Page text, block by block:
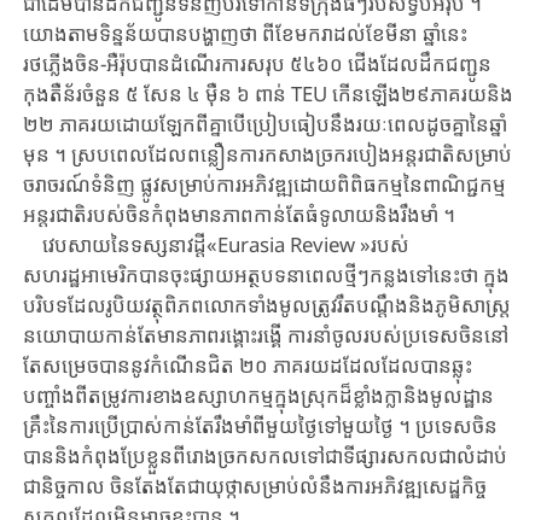
យោងតាមទិន្នន័យ​បានបង្ហាញថា ​ពី​ខែ​មក​រាដល់​ខែ​មីនា ​ឆ្នាំនេះ ​
រថភ្លើងចិន-អឺរ៉ុប​បានដំណើរការ​សរុប ​៥៤៦០ ​ជើង​ដែល​ដឹក​ជញ្ជូន​
កុងតឺន័រ​ចំនួន ​៥ ​សែន ​៤ ​ម៉ឺន ​៦ ​ពាន់ ​TEU ​កើនឡើង២៩​ភាគរយ​និង ​
២២ ​ភាគរយ​ដោយ​ឡែក​ពី​គ្នា​បើប្រៀបធៀប​នឹងរយៈពេល​ដូចគ្នា​នៃឆ្នាំ
មុន ​។ ​ស្របពេល​ដែល​ពន្លឿន​ការ​កសាង​ច្រក​របៀង​អន្តរជាតិសម្រាប់​
ចរាចរណ៍​ទំនិញ ​ផ្លូវសម្រាប់​​ការ​អភិវឌ្ឍ​ដោយ​ពិពិធកម្ម​នៃ​ពាណិជ្ជកម្ម​
អន្តរជាតិ​របស់​ចិន​កំពុង​មានភាព​កាន់តែធំទូលាយ​និង​រឹងមាំ ​។
វេបសាយនៃទស្សនាវដ្តី«​Eurasia ​Review ​»របស់
សហរដ្ឋអាមេរិក​បានចុះផ្សាយអត្ថបទ​នា​ពេល​ថ្មីៗ​កន្លងទៅនេះ​ថា ​ក្នុង
បរិបទ​ដែល​រូបិយវត្ថុពិភពលោក​ទាំង​មូល​ត្រូវ​រឹតបណ្តឹង​និង​ភូមិ​សា​ស្ត្រ​
នយោបាយកាន់តែ​​មាន​ភាព​រង្គោះ​រង្គើ ​ការនាំចូលរបស់ប្រទេសចិន​នៅ​
តែ​សម្រេច​បាន​នូវ​កំណើនជិត ​២០ ​ភាគ​រយ​ដដែល​ដែលបាន​ឆ្លុះ
បញ្ចាំង​ពី​តម្រូវការ​ខាង​ឧ​ស្សា​ហកម្ម​ក្នុង​ស្រុក​ដ៏ខ្លាំងក្លា​និង​មូលដ្ឋាន​
គ្រឹះ​នៃ​ការ​ប្រើប្រាស់​កាន់តែរឹងមាំ​ពីមួយ​ថ្ងៃ​ទៅ​មួយ​ថ្ងៃ ​។ ​ប្រទេស​ចិន
បាននិង​កំពុង​ប្រែខ្លួន​ពី​រោងច្រកសកល​ទៅជាទីផ្សារសកល​ជា​លំដាប់ ​
ជា​និច្ចកាល ​ចិនតែងតែ​ជា​យុថ្កា​សម្រាប់លំនឹងការអភិវឌ្ឍសេដ្ឋកិច្ច​